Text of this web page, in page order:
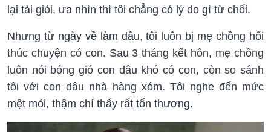
lại tài giỏi, ưa nhìn thì tôi chẳng có lý do gì từ chối.
Nhưng từ ngày về làm dâu, tôi luôn bị mẹ chồng hối
thúc chuyện có con. Sau 3 tháng kết hôn, mẹ chồng
luôn nói bóng gió con dâu khó có con, còn so sánh
tôi với con dâu nhà hàng xóm. Tôi nghe đến mức
mệt mỏi, thậm chí thấy rất tổn thương.